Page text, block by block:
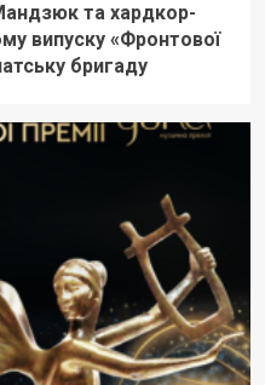
та хардкор-
випуску «Фронтової
бригаду